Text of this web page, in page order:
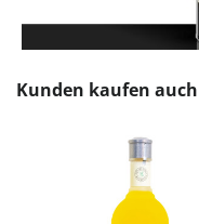
Produktgalerie
Kunden kaufen auch